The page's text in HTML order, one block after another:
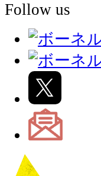
Follow us